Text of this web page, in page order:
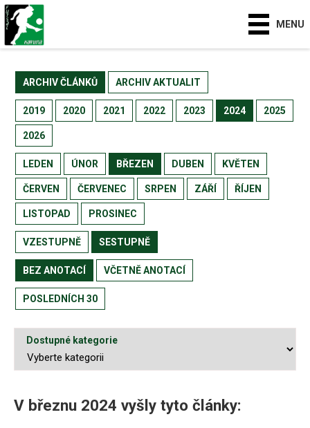
MENU
ARCHIV ČLÁNKŮ ARCHIV AKTUALIT
2019 2020 2021 2022 2023 2024 2025
2026
LEDEN ÚNOR BŘEZEN DUBEN KVĚTEN
ČERVEN ČERVENEC SRPEN ZÁŘÍ ŘÍJEN
LISTOPAD PROSINEC
VZESTUPNĚ SESTUPNĚ
BEZ ANOTACÍ VČETNĚ ANOTACÍ
POSLEDNÍCH 30
Dostupné kategorie
V březnu 2024 vyšly tyto články: